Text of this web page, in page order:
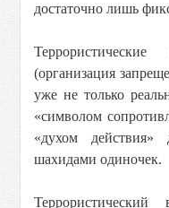
достаточно лишь
(организация
уже не только
«символом
«духом действия»
шахидами одиночек.